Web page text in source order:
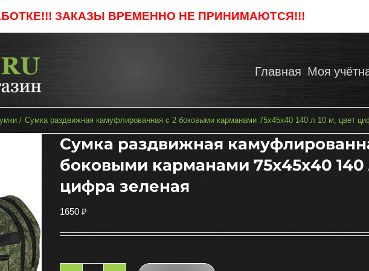
ЗАКАЗЫ ВРЕМЕННО НЕ ПРИНИМАЮТСЯ!!!
Главная Моя
Сумка раздвижная камуфлированная с 2 боковыми карманами 75х45х40 140 л 10 м, цвет
Сумка раздвижная
боковыми карманами 75х45х40 140
цифра зеленая
1650 ₽